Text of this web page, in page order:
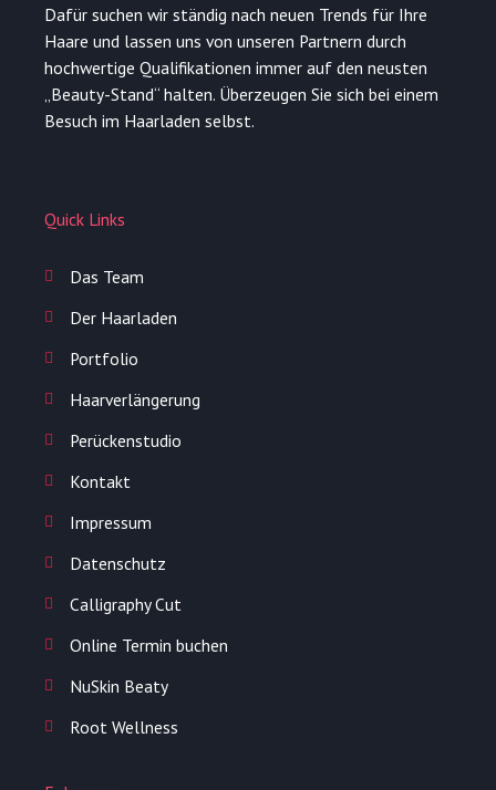
Dafür suchen wir ständig nach neuen Trends für Ihre
Haare und lassen uns von unseren Partnern durch
hochwertige Qualifikationen immer auf den neusten
„Beauty-Stand“ halten. Überzeugen Sie sich bei einem
Besuch im Haarladen selbst.
Quick Links
Das Team
Der Haarladen
Portfolio
Haarverlängerung
Perückenstudio
Kontakt
Impressum
Datenschutz
Calligraphy Cut
Online Termin buchen
NuSkin Beaty
Root Wellness